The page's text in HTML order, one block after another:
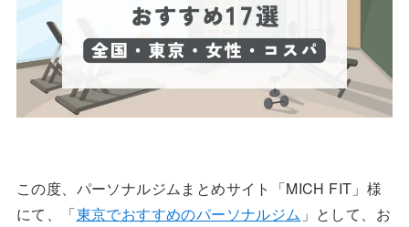
この度、パーソナルジムまとめサイト「MICH FIT」様
にて、「東京でおすすめのパーソナルジム 」として、お